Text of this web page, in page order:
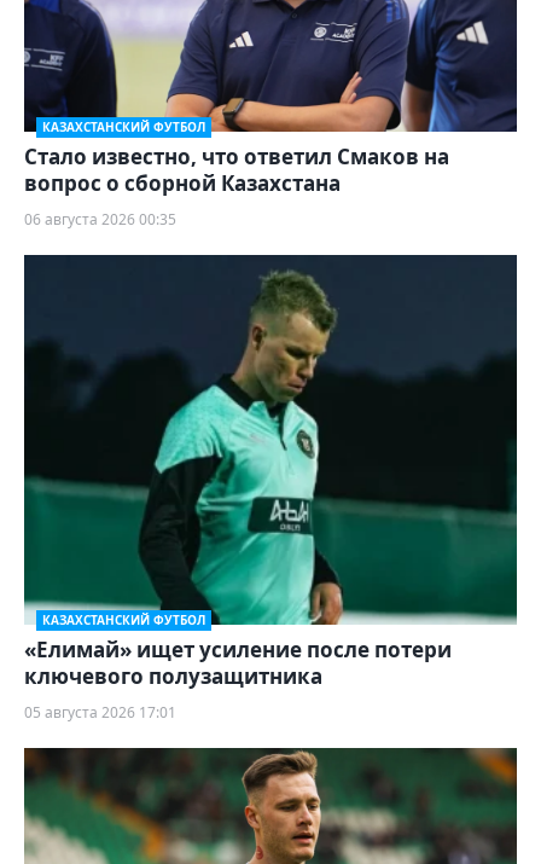
КАЗАХСТАНСКИЙ ФУТБОЛ
Стало известно, что ответил Смаков на
вопрос о сборной Казахстана
06 августа 2026 00:35
КАЗАХСТАНСКИЙ ФУТБОЛ
«Елимай» ищет усиление после потери
ключевого полузащитника
05 августа 2026 17:01